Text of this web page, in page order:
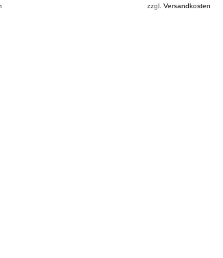
zzgl. Versandkosten